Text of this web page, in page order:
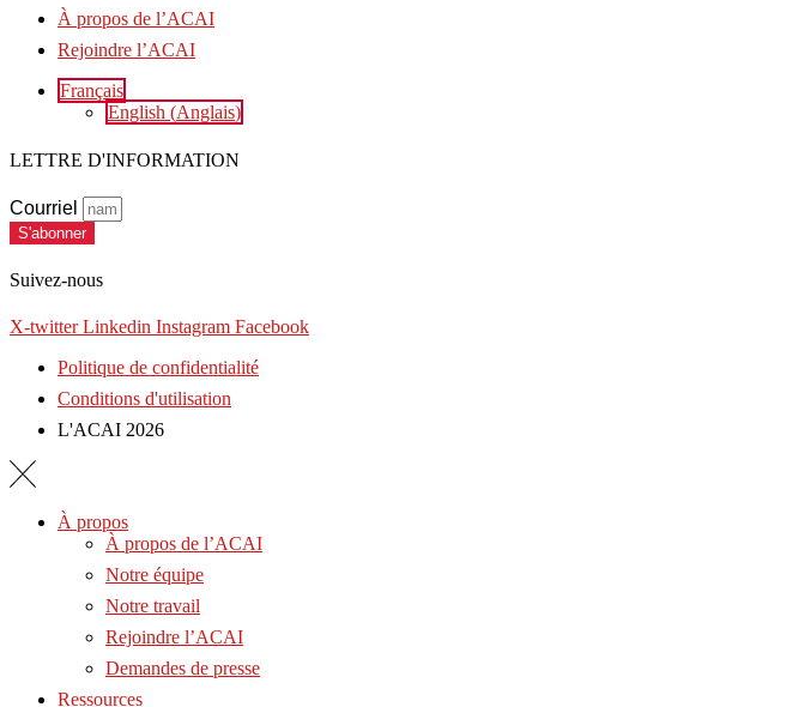
À propos de l’ACAI
Rejoindre l’ACAI
Français
English (Anglais)
LETTRE D'INFORMATION
Courriel
S'abonner
Suivez-nous
X-twitter Linkedin Instagram Facebook
Politique de confidentialité
Conditions d'utilisation
L'ACAI 2026
À propos
À propos de l’ACAI
Notre équipe
Notre travail
Rejoindre l’ACAI
Demandes de presse
Ressources